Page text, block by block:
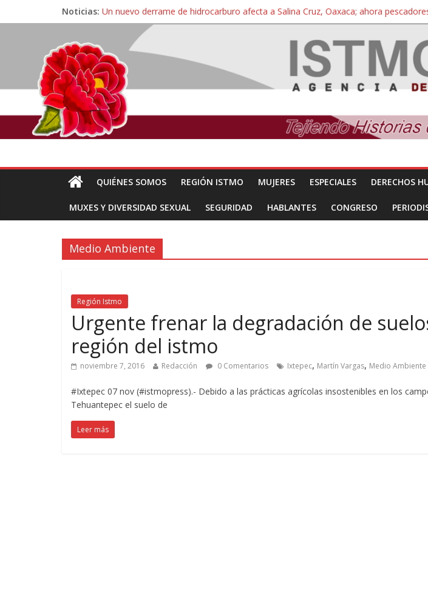
Noticias: Un nuevo derrame de hidrocarburo afecta a Salina Cruz, Oaxaca; ahora
Ángel, el joven autista expulsado por la Universidad Bienestar de Ixtepec, Oaxaca
Familiares de periodista Alejandro Leyva se reúnen con titular de la SEGOB y
Alertan pescadores de Juchitán, Oaxaca de nuevo despojo de su territorio para
Pescadores y comuneros ikoots detienen la extracción ilegal de material pétreo
QUIÉNES SOMOS REGIÓN ISTMO MUJERES ESPECIALES DERECHOS
MUXES Y DIVERSIDAD SEXUAL SEGURIDAD HABLANTES CONGRESO
Medio Ambiente
Región Istmo
Urgente frenar la degradación de
región del istmo
noviembre 7, 2016 Redacción 0 Comentarios Ixtepec, Martín Vargas, Medio Ambiente
#Ixtepec 07 nov (#istmopress).- Debido a las prácticas agrícolas insostenibles en los
Tehuantepec el suelo de
Leer más